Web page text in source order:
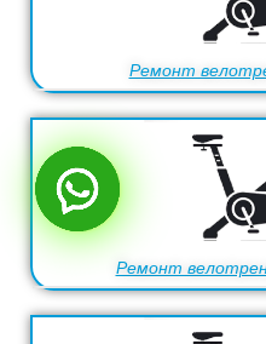
Ремонт
Ремонт